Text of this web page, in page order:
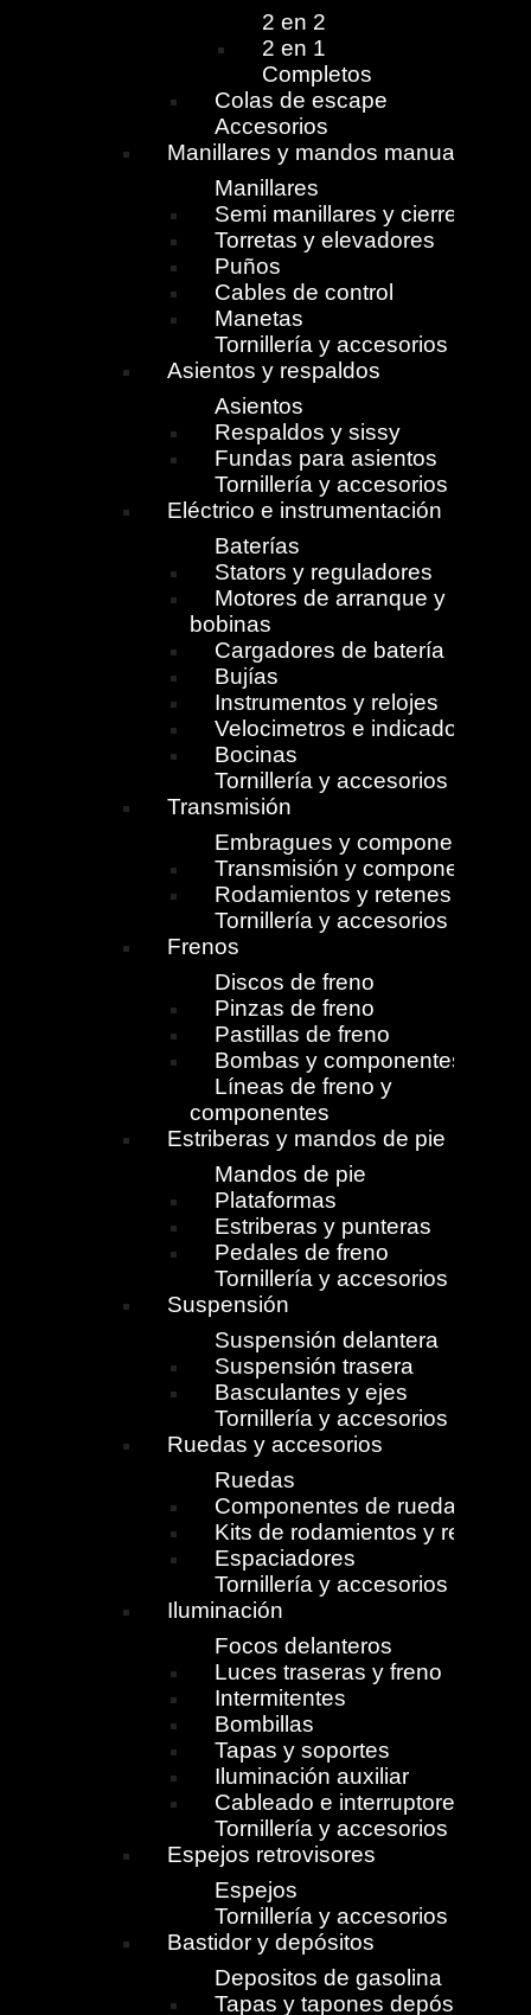
2 en 2
2 en 1
Completos
Colas de escape
Accesorios
Manillares y mandos manuales
Manillares
Semi manillares y cierres
Torretas y elevadores
Puños
Cables de control
Manetas
Tornillería y accesorios
Asientos y respaldos
Asientos
Respaldos y sissy
Fundas para asientos
Tornillería y accesorios
Eléctrico e instrumentación
Baterías
Stators y reguladores
Motores de arranque y
bobinas
Cargadores de batería
Bujías
Instrumentos y relojes
Velocimetros e indicadores
Bocinas
Tornillería y accesorios
Transmisión
Embragues y componentes
Transmisión y componentes
Rodamientos y retenes
Tornillería y accesorios
Frenos
Discos de freno
Pinzas de freno
Pastillas de freno
Bombas y componentes
Líneas de freno y
componentes
Estriberas y mandos de pie
Mandos de pie
Plataformas
Estriberas y punteras
Pedales de freno
Tornillería y accesorios
Suspensión
Suspensión delantera
Suspensión trasera
Basculantes y ejes
Tornillería y accesorios
Ruedas y accesorios
Ruedas
Componentes de ruedas
Kits de rodamientos y retenes
Espaciadores
Tornillería y accesorios
Iluminación
Focos delanteros
Luces traseras y freno
Intermitentes
Bombillas
Tapas y soportes
Iluminación auxiliar
Cableado e interruptores
Tornillería y accesorios
Espejos retrovisores
Espejos
Tornillería y accesorios
Bastidor y depósitos
Depositos de gasolina
Tapas y tapones depósito